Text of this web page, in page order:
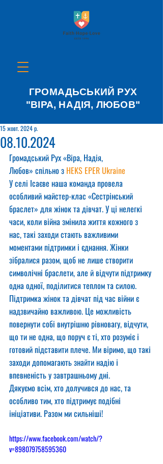
ГРОМАДЬСЬКИЙ РУХ
"ВІРА, НАДІЯ, ЛЮБОВ"
08.10.2024
15 жовт. 2024 р.
Громадський Рух «Віра, Надія,
Любов» спільно з HEKS EPER Ukraine
У селі Ісаєве наша команда провела
особливий майстер-клас «Сестрінський
браслет» для жінок та дівчат. У ці нелегкі
часи, коли війна змінила життя кожного з
нас, такі заходи стають важливими
моментами підтримки і єднання. Жінки
зібралися разом, щоб не лише створити
символічні браслети, але й відчути підтримку
одна одної, поділитися теплом та силою.
Підтримка жінок та дівчат під час війни є
надзвичайно важливою. Це можливість
повернути собі внутрішню рівновагу, відчути,
що ти не одна, що поруч є ті, хто розуміє і
готовий підставити плече. Ми віримо, що такі
заходи допомагають знайти надію і
впевненість у завтрашньому дні.
Дякуємо всім, хто долучився до нас, та
особливо тим, хто підтримує подібні
ініціативи. Разом ми сильніші!
https://www.facebook.com/watch/?
v=898079758595360